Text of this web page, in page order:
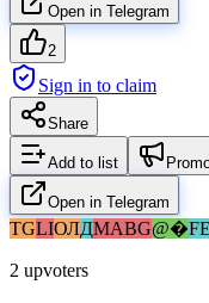
Open in Telegram
2
Sign in to claim
Share
Add to list
Open in Telegram
TGLIОЛДMABG@�FE
2 upvoters